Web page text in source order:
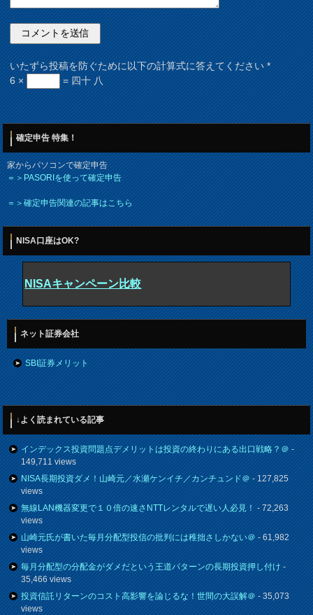
いたずら投稿を防ぐために以下の計算式に答えてください*
6 ×
= 四十 八
確定申告 特集！
家からパソコンで確定申告
＝＞PASORIを使って確定申告
＝＞確定申告関連の記事はこちら
NISA口座はOK?
NISAキャンペーン比較
ネット証券会社
SBI証券メリット
↓よく読まれている記事
インデックス投資問題点デメリットは投資の終わりにある出口戦略？＠-
149,711 views
NISA長期投資ダメ！山崎元／水瀬ケンイチ／カンチュンド＠- 127,825
views
無線LAN機器変更で１０倍の速さNTTレンタルで遅い人必見！- 72,263
views
山崎元氏が書いた毎月分配型投信の批判には稚拙さしかない＠- 61,982
views
毎月分配型の分配金がダメだという王道パターンの長期投資押し付け-
35,466 views
投資信託リターンのコスト高影響を論じるな！世間の大誤解＠- 35,073
views